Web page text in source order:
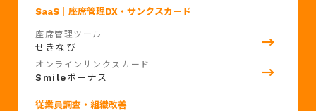
SaaS ｜座席管理DX・サンクスカード
座席管理ツール
せきなび
オンラインサンクスカード
Smile ボーナス
従業員調査・組織改善